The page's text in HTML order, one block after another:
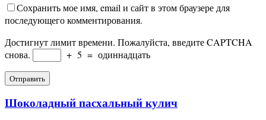
Сохранить мое имя, email и сайт в этом браузере для
последующего комментирования.
Достигнут лимит времени. Пожалуйста, введите CAPTCHA
снова.
+ 5 = одиннадцать
Шоколадный пасхальный кулич